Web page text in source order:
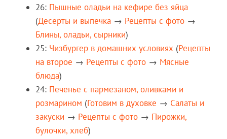
26: Пышные оладьи на кефире без яйца
(Десерты и выпечка → Рецепты c фото →
Блины, оладьи, сырники)
25: Чизбургер в домашних условиях (Рецепты
на второе → Рецепты c фото → Мясные
блюда)
24: Печенье с пармезаном, оливками и
розмарином (Готовим в духовке → Салаты и
закуски → Рецепты c фото → Пирожки,
булочки, хлеб)